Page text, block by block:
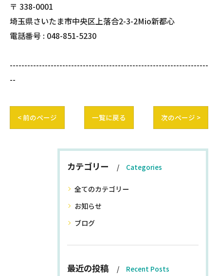
〒 338-0001
埼玉県さいたま市中央区上落合2-3-2Mio新都心
電話番号 : 048-851-5230
--------------------------------------------------------------------
--
< 前のページ 一覧に戻る 次のページ >
カテゴリー Categories
全てのカテゴリー
お知らせ
ブログ
最近の投稿 Recent Posts